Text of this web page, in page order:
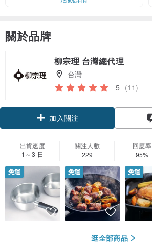
關於品牌
柳宗理 台灣總代理
台灣
5 (11)
加入關注
出貨速度
1～3 日
關注人數
229
回應率
95%
免運 免運 免運
逛全部商品